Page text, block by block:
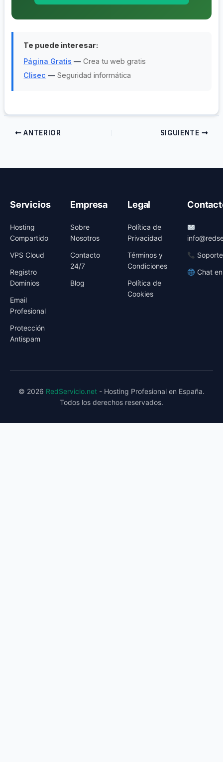
Te puede interesar:
Página Gratis —Crea tu web gratis
Clisec —Seguridad informática
ANTERIOR SIGUIENTE
Servicios
Hosting
Compartido
VPS Cloud
Registro
Dominios
Email
Profesional
Protección
Antispam
Empresa
Sobre
Nosotros
Contacto
24/7
Blog
Legal
Política de
Privacidad
Términos y
Condiciones
Política de
Cookies
Chat
© 2026 RedServicio.net - Hosting Profesional en España.
Todos los derechos reservados.